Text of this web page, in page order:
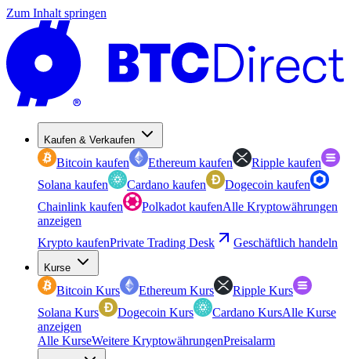
Zum Inhalt springen
Kaufen & Verkaufen
Bitcoin kaufen Ethereum kaufen
Ripple kaufen
Solana kaufen
Cardano kaufen
Dogecoin kaufen
Chainlink kaufen
Polkadot kaufenAlle Kryptowährungen
anzeigen
Krypto kaufenPrivate Trading Desk Geschäftlich handeln
Kurse
Bitcoin Kurs Ethereum Kurs
Ripple Kurs
Solana Kurs
Dogecoin Kurs Cardano KursAlle Kurse
anzeigen
Alle KurseWeitere KryptowährungenPreisalarm